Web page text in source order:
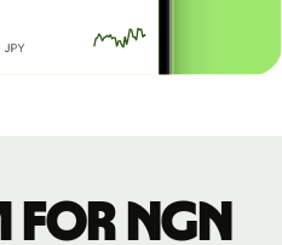
for NGN